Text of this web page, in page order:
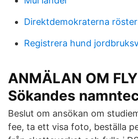
Direktdemokraterna röster
Registrera hund
ANMÄLAN OM
Sökandes
Beslut om ansökan om
fee, ta ett visa foto, beställa